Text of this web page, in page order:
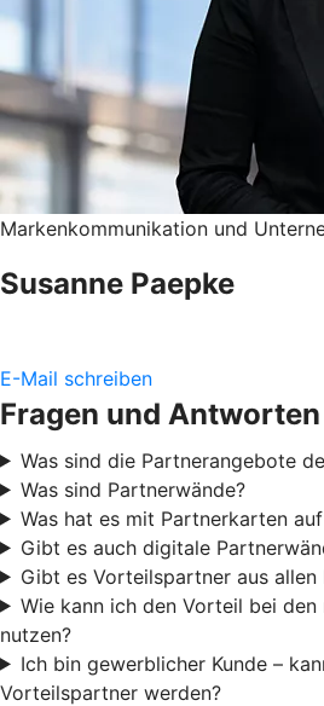
Markenkommunikation und
Susanne Paepke
E-Mail schreiben
Fragen und Antworten
Was sind die Partnerangebote
Was sind Partnerwände?
Was hat es mit Partnerkarten
Gibt es auch digitale
Gibt es Vorteilspartner aus allen
Wie kann ich den Vorteil bei
nutzen?
Ich bin gewerblicher Kunde –
Vorteilspartner werden?